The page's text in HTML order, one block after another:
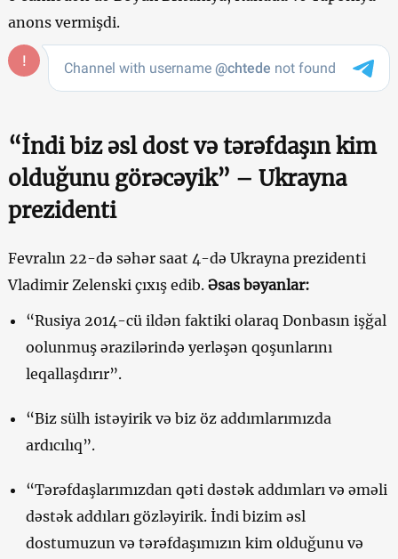
anons vermişdi.
“İndi biz əsl dost və tərəfdaşın kim
olduğunu görəcəyik” – Ukrayna
prezidenti
Fevralın 22-də səhər saat 4-də Ukrayna prezidenti
Vladimir Zelenski çıxış edib. Əsas bəyanlar:
“Rusiya 2014-cü ildən faktiki olaraq Donbasın işğal
oolunmuş ərazilərində yerləşən qoşunlarını
leqallaşdırır”.
“Biz sülh istəyirik və biz öz addımlarımızda
ardıcılıq”.
“Tərəfdaşlarımızdan qəti dəstək addımları və əməli
dəstək addıları gözləyirik. İndi bizim əsl
dostumuzun və tərəfdaşımızın kim olduğunu və